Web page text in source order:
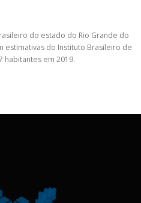
do estado do Rio Grande do
estimativas do Instituto Brasileiro de
habitantes em 2019.